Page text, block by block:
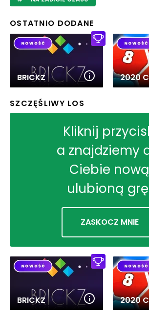
OSTATNIO DODANE
BRICKZ 2020
SZCZĘŚLIWY LOS
Kliknij
a znajdziemy
Ciebie nową
ulubioną
ZASKOCZ MNIE
BRICKZ 2020